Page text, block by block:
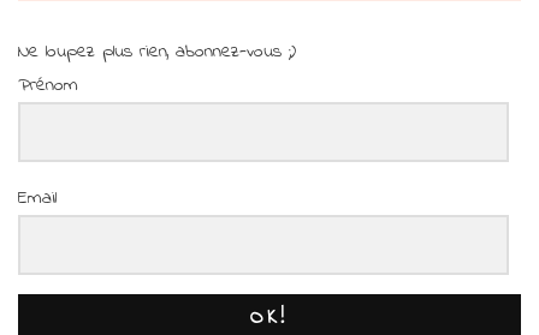
Ne loupez plus rien, abonnez-vous ;)
Prénom
Email
OK!